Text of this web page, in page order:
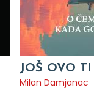
JOŠ OVO
Milan Damjanac